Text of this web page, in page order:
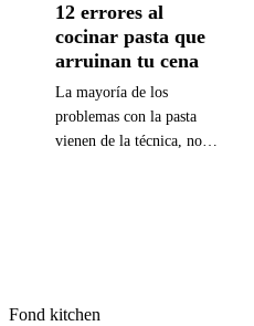
12 errores al
cocinar pasta que
arruinan tu cena
La mayoría de los
problemas con la pasta
vienen de la técnica, no
entre semana va a saber
Fond kitchen